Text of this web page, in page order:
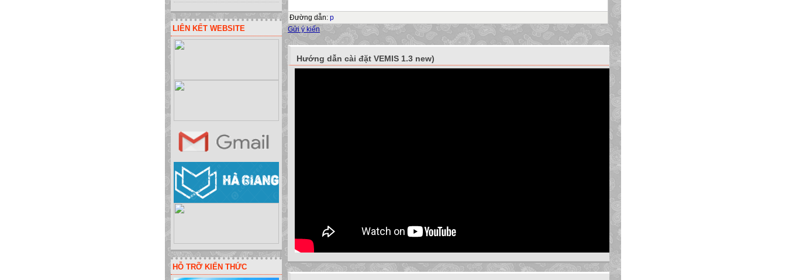
LIÊN KẾT WEBSITE
HỖ TRỠ KIẾN THỨC
gì? Ta sẽ đi vào bài mới “Tìm kiếm và thay thế”.
www.themegallery.com
Company Name
Bài 19: TÌM KIẾM VÀ THAY THẾ
Hộp thoại Find and Replace xuất hiện.
www.themegallery.com
Company Name
Bài 19: TÌM KIẾM VÀ THAY THẾ
Tìm phần văn bản
Đường dẫn: p
Gửi ý kiến
Hướng dẫn cài đặt VEMIS 1.3 new)